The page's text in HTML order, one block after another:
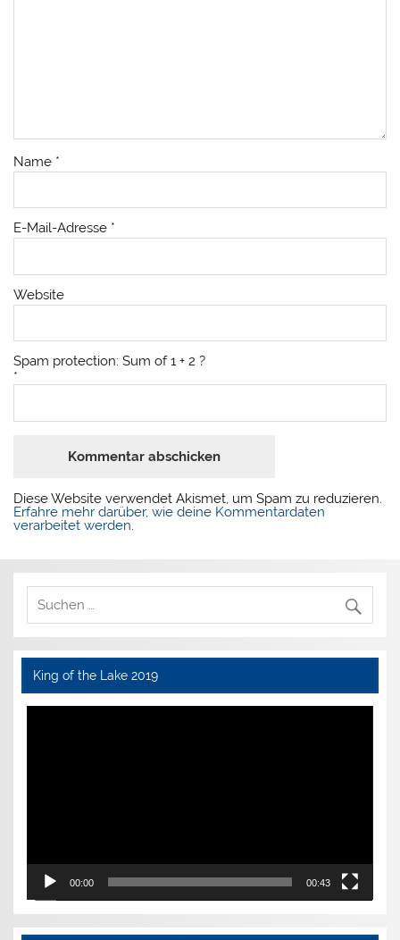
Name *
E-Mail-Adresse *
Website
Spam protection: Sum of 1 + 2 ?
*
Diese Website verwendet Akismet, um Spam zu reduzieren.
Erfahre mehr darüber, wie deine Kommentardaten
verarbeitet werden
King of the Lake 2019
Video-
00:00 00:43